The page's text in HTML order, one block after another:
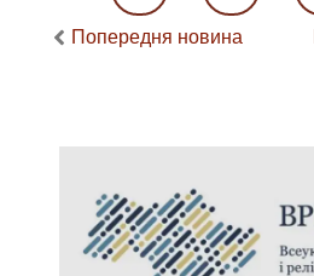
Попередня новина